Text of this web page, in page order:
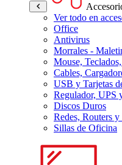
Ver todo en
Office
Antivirus
Morrales -
Mouse,
Cables,
USB y Tarjetas
Regulador, UPS
Discos Duros
Redes, Routers
Sillas de Oficina